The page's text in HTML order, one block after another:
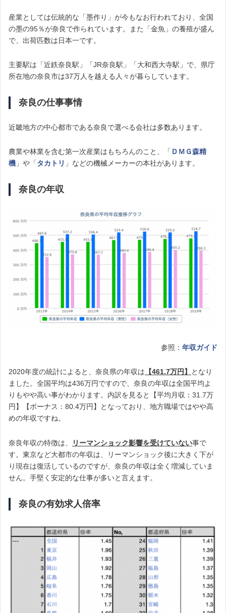
産業としては伝統的な「墨作り」が今もなお行われており、全国
の墨の95％が奈良で作られています。また「金魚」の養殖が盛ん
で、出荷匹数は日本一です。
主要駅は「近鉄奈良駅」「JR奈良駅」「大和西大寺駅」で、県庁
所在地の奈良市は37万人を越える人々が暮らしています。
奈良の仕事事情
近畿地方の中心都市である奈良で選べる会社は多数あります。
農業や林業を含む第一次産業はもちろんのこと、「 ＤＭＧ森精
機 」や「タカトリ 」などの機械メーカーの本社があります。
奈良の年収
参照： 年収ガイド
2020年度の統計によると、奈良県の年収は 【461.7万円】
となり
ました。全国平均は436万円ですので、奈良の年収は全国平均よ
りもやや高い事がわかります。内訳を見ると【平均月収：31.7万
円】【ボーナス：80.4万円】となっており、地方職場ではやや高
めの年収ですね。
奈良年収の特徴は、 リーマンショック影響を受けていない事で
す。東京など大都市の年収は、リーマンショック後に大きく下が
り現在は復活しているのですが、奈良の年収は全く増減していま
せん。手堅く安定的な仕事が多いと言えます。
奈良の有効求人倍率